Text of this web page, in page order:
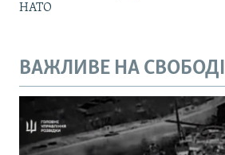
НАТО
ВАЖЛИВЕ НА СВОБОДІ